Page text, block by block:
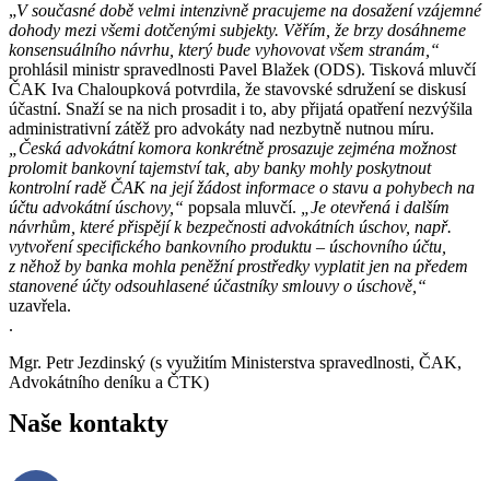
„V současné době velmi intenzivně pracujeme na dosažení vzájemné
dohody mezi všemi dotčenými subjekty. Věřím, že brzy dosáhneme
konsensuálního návrhu, který bude vyhovovat všem stranám,“
prohlásil ministr spravedlnosti Pavel Blažek (ODS). Tisková mluvčí
ČAK Iva Chaloupková potvrdila, že stavovské sdružení se diskusí
účastní. Snaží se na nich prosadit i to, aby přijatá opatření nezvýšila
administrativní zátěž pro advokáty nad nezbytně nutnou míru.
„Česká advokátní komora konkrétně prosazuje zejména možnost
prolomit bankovní tajemství tak, aby banky mohly poskytnout
kontrolní radě ČAK na její žádost informace o stavu a pohybech na
účtu advokátní úschovy,“ popsala mluvčí. „Je otevřená i dalším
návrhům, které přispějí k bezpečnosti advokátních úschov, např.
vytvoření specifického bankovního produktu – úschovního účtu,
z něhož by banka mohla peněžní prostředky vyplatit jen na předem
stanovené účty odsouhlasené účastníky smlouvy o úschově,“
uzavřela.
.
Mgr. Petr Jezdinský (s využitím Ministerstva spravedlnosti, ČAK,
Advokátního deníku a ČTK)
Naše kontakty